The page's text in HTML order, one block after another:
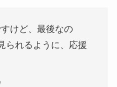
すけど、最後なの
られるように、応援